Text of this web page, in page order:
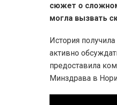
сюжет о
могла вызвать
История
активно
предоставила
Минздрава в